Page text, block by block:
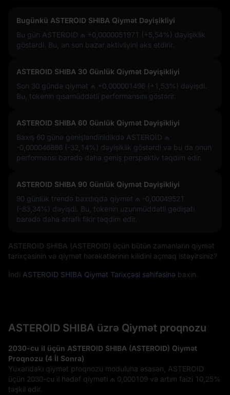
Bugünkü ASTEROID SHIBA Qiymət Dəyişikliyi
Bu gün ASTEROID ₼ +0,0000051971 (+5,54%) dəyişiklik
göstərdi. Bu, ən son bazar aktivliyini əks etdirir.
ASTEROID SHIBA 30 Günlük Qiymət Dəyişikliyi
Son 30 gündə qiymət ₼ +0,000001496 (+1,53%) dəyişdi.
Bu, tokenin qısamüddətli performansını göstərir.
ASTEROID SHIBA 60 Günlük Qiymət Dəyişikliyi
Baxış 60 günə genişləndirildikdə ASTEROID ₼
-0,000046886 (-32,14%) dəyişiklik göstərdi və bu da onun
performansı barədə daha geniş perspektiv təqdim edir.
ASTEROID SHIBA 90 Günlük Qiymət Dəyişikliyi
90 günlük trendə baxdıqda qiymət ₼ -0,00049521
(-83,34%) dəyişdi. Bu, tokenin uzunmüddətli gedişatı
barədə daha ətraflı fikir təqdim edir.
ASTEROID SHIBA (ASTEROID) üçün bütün zamanların qiymət
tarixçəsinin və qiymət hərəkətlərinin kilidini açmaq istəyirsiniz?
İndi ASTEROID SHIBA Qiymət Tarixçəsi səhifəsinə baxın.
ASTEROID SHIBA üzrə Qiymət proqnozu
2030-cu il üçün ASTEROID SHIBA (ASTEROID) Qiymət
Proqnozu (4 İl Sonra)
Yuxarıdakı qiymət proqnozu moduluna əsasən, ASTEROID
üçün 2030-cu il hədəf qiyməti ₼ 0,000109 və artım faizi 10,25%
təşkil edir.